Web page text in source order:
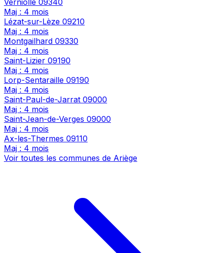
Maj : 4 mois
Lézat-sur-Lèze 09210
Maj : 4 mois
Montgailhard 09330
Maj : 4 mois
Saint-Lizier 09190
Maj : 4 mois
Lorp-Sentaraille 09190
Maj : 4 mois
Saint-Paul-de-Jarrat 09000
Maj : 4 mois
Saint-Jean-de-Verges 09000
Maj : 4 mois
Ax-les-Thermes 09110
Maj : 4 mois
Voir toutes les communes de Ariège